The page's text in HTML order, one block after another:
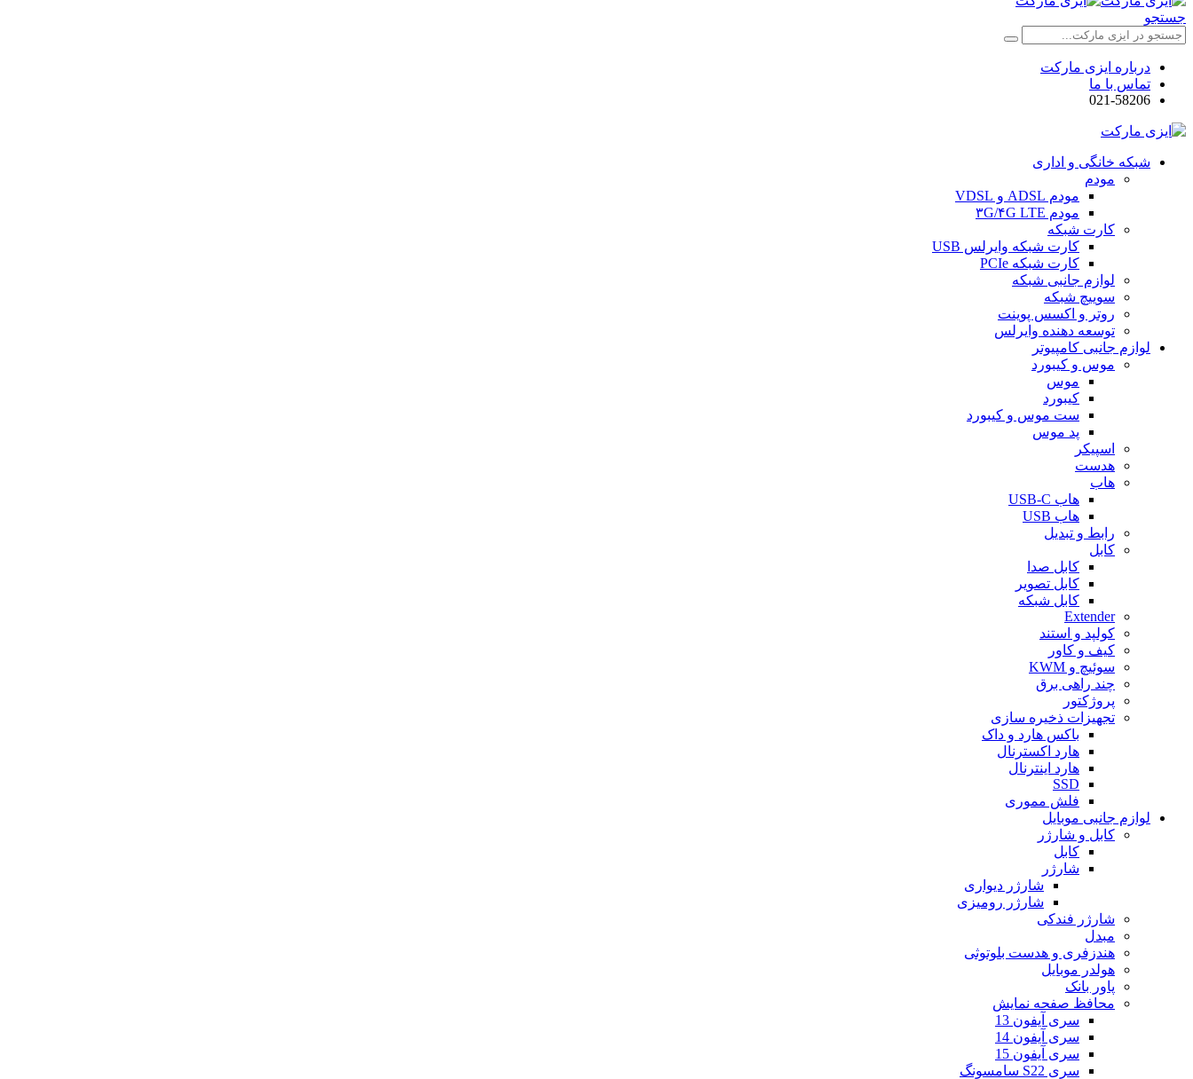
جستجو
درباره ایزی مارکت
تماس با ما
021-58206
شبکه خانگی و اداری
مودم
مودم ADSL و VDSL
مودم ۳G/۴G LTE
کارت شبکه
کارت شبکه وایرلس USB
کارت شبکه PCIe
لوازم جانبی شبکه
سوییچ شبکه
روتر و اکسس پوینت
توسعه دهنده وایرلس
لوازم جانبی کامپیوتر
موس و کیبورد
موس
کیبورد
ست موس و کیبورد
پد موس
اسپیکر
هدست
هاب
هاب USB-C
هاب USB
رابط و تبدیل
کابل
کابل صدا
کابل تصویر
کابل شبکه
Extender
کولپد و استند
کیف و کاور
سوئیچ و KWM
چند راهی برق
پروژکتور
تجهیزات ذخیره سازی
باکس هارد و داک
هارد اکسترنال
هارد اینترنال
SSD
فلش مموری
لوازم جانبی موبایل
کابل و شارژر
کابل
شارژر
شارژر دیواری
شارژر رومیزی
شارژر فندکی
مبدل
هندزفری و هدست بلوتوثی
هولدر موبایل
پاور بانک
محافظ صفحه نمایش
سری آیفون 13
سری آیفون 14
سری آیفون 15
سری S22 سامسونگ